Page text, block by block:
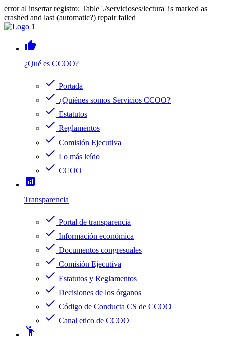
error al insertar registro: Table './servicioses/lectura' is marked as
crashed and last (automatic?) repair failed
thumb_up
¿Qué es CCOO?
check Portada
check ¿Quiénes somos Servicios CCOO?
check Estatutos
check Reglamentos
check Comisión Ejecutiva
check Lo más leído
check CCOO
analytics
Transparencia
check Portal de transparencia
check Información económica
check Documentos congresuales
check Comisión Ejecutiva
check Estatutos y Reglamentos
check Decisiones de los órganos
check Código de Conducta CS de CCOO
check Canal etico de CCOO
emoji_people